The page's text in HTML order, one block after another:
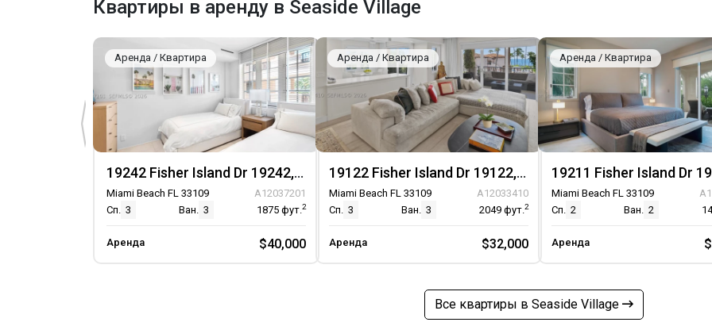
Квартиры в аренду в Seaside Village
Аренда / Квартира
19242 Fisher Island Dr 19242, Unit 19242
Miami Beach FL 33109
A12037201
Сп. 3 Ван. 3 1875 фут.2
Аренда $40,000
Аренда / Квартира
19122 Fisher Island Dr 19122, Unit 19122
Miami Beach FL 33109
A12033410
Сп. 3 Ван. 3 2049 фут.2
Аренда $32,000
Аренда / Квартира
Miami Beach FL 33109
Сп. 2 Ван. 2
Аренда
Все квартиры в Seaside Village